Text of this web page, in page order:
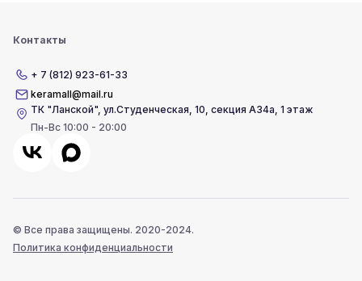
Контакты
+ 7 (812) 923-61-33
keramall@mail.ru
ТК "Ланской",ул.Студенческая, 10, секция А34а, 1 этаж
Пн-Вс 10:00 - 20:00
© Все права защищены. 2020-2024.
Политика конфиденциальности